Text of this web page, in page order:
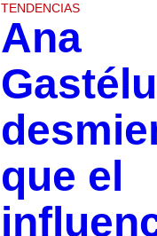
TENDENCIAS
Ana
que el